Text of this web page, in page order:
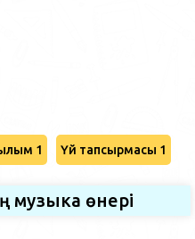
1 Үй тапсырмасы 1
музыка өнері